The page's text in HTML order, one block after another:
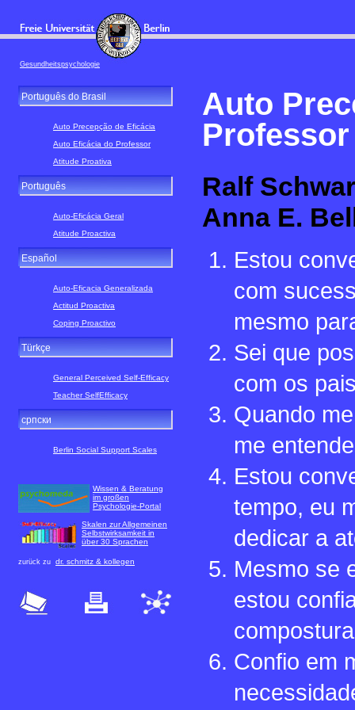
Gesundheitspsychologie
Auto
Professor
Ralf
Anna E.
Estou
com
mesmo
Sei que
com os
Quando
me
Estou
tempo, eu
dedicar a
Mesmo se
estou
Confio em
Português do Brasil
Auto Precepção de Eficácia
Auto Eficácia do Professor
Atitude Proativa
Português
Auto-Eficácia Geral
Atitude Proactiva
Español
Auto-Eficacia Generalizada
Actitud Proactiva
Coping Proactivo
Türkçe
General Perceived Self-Efficacy
Teacher SelfEfficacy
српски
Berlin Social Support Scales
Wissen & Beratung
im großen
Psychologie-Portal
Skalen zur Allgemeinen
Selbstwirksamkeit in
über 30 Sprachen
zurück zu dr. schmitz & kollegen